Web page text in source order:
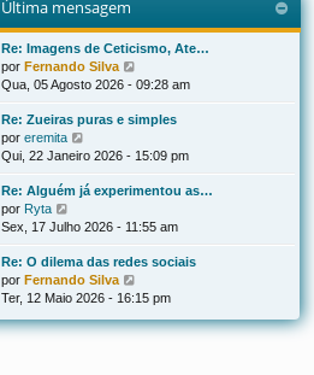
a
g
m
m
e
s
g
m
l
t
i
m
a
e
s
g
m
Última mensagem
Re: Imagens de Ceticismo, Ate…
por Fernando Silva
e
ú
t
m
m
n
a
g
e
Qua, 05 Agosto 2026 - 09:28 am
Re: Zueiras puras e simples
por eremita
e
ú
t
m
a
m
e
n
Qui, 22 Janeiro 2026 - 15:09 pm
Re: Alguém já experimentou as…
por Ryta
e
ú
l
t
m
Sex, 17 Julho 2026 - 11:55 am
Re: O dilema das redes sociais
por Fernando Silva
e
ú
Ter, 12 Maio 2026 - 16:15 pm